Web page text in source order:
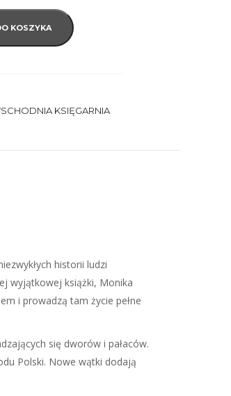
KOSZYKA
KSIĘGARNIA
historii ludzi
wyjątkowej książki, Monika
i prowadzą tam życie pełne
się dworów i pałaców.
Polski. Nowe wątki dodają